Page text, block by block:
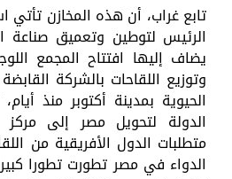
تابع غراب، أن هذه المخازن تأتي
الرئيس لتوطين وتعميق صناعة
يضاف إليها افتتاح المجمع
وتوزيع اللقاحات بالشركة
الحيوية بمدينة أكتوبر منذ
الدولة لتحويل مصر إلى مركز
متطلبات الدول الأفريقية من
الدواء في مصر تطورت تطورا